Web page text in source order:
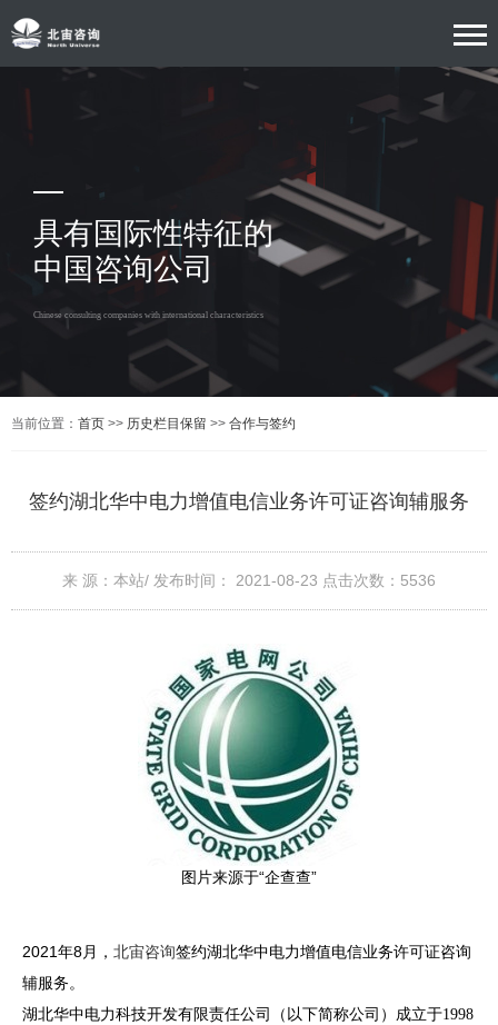
具有国际性特征的
中国咨询公司
Chinese consulting companies with international characteristics
当前位置： 首页 >> 历史栏目保留 >> 合作与签约
签约湖北华中电力增值电信业务许可证咨询辅服务
来 源：本站/ 发布时间： 2021-08-23 点击次数： 5536
图片来源于“企查查”
2021年8月， 北宙咨询签约湖北华中电力增值电信业务许可证咨询
辅服务。
湖北华中电力科技开发有限责任公司（以下简称公司）成立于1998